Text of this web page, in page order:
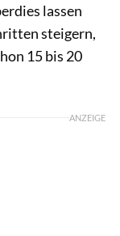
lassen
steigern,
15 bis 20
ANZEIGE